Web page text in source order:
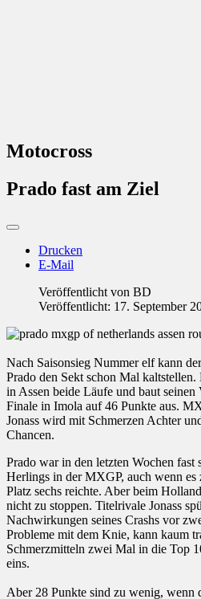
Motocross
Prado fast am Ziel
Drucken
E-Mail
Veröffentlicht von BD
Veröffentlicht: 17. September
Nach Saisonsieg Nummer elf kann
Prado den Sekt schon Mal
in Assen beide Läufe und baut
Finale in Imola auf 46 Punkte aus.
Jonass wird mit Schmerzen Achter
Chancen.
Prado war in den letzten Wochen fast
Herlings in der MXGP, auch wenn
Platz sechs reichte. Aber beim
nicht zu stoppen. Titelrivale Jonass
Nachwirkungen seines Crashs vor
Probleme mit dem Knie, kann kaum
Schmerzmitteln zwei Mal in die Top
eins.
Aber 28 Punkte sind zu wenig, wenn